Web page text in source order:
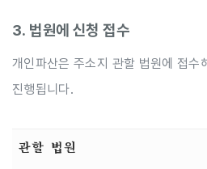
3. 법원에 신청 접수
개인파산은 주소지 관할 법원에 접수
진행됩니다.
관할 법원